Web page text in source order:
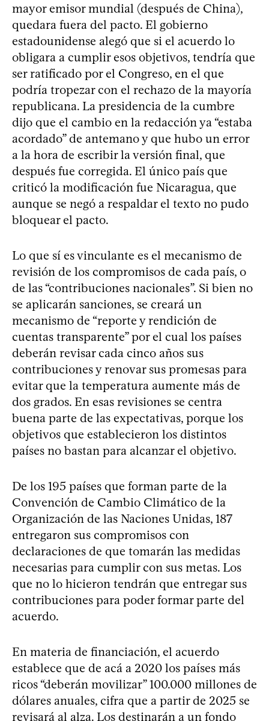
mayor emisor mundial (después de China),
quedara fuera del pacto. El gobierno
estadounidense alegó que si el acuerdo lo
obligara a cumplir esos objetivos, tendría que
ser ratificado por el Congreso, en el que
podría tropezar con el rechazo de la mayoría
republicana. La presidencia de la cumbre
dijo que el cambio en la redacción ya “estaba
acordado” de antemano y que hubo un error
a la hora de escribir la versión final, que
después fue corregida. El único país que
criticó la modificación fue Nicaragua, que
aunque se negó a respaldar el texto no pudo
bloquear el pacto.
Lo que sí es vinculante es el mecanismo de
revisión de los compromisos de cada país, o
de las “contribuciones nacionales”. Si bien no
se aplicarán sanciones, se creará un
mecanismo de “reporte y rendición de
cuentas transparente” por el cual los países
deberán revisar cada cinco años sus
contribuciones y renovar sus promesas para
evitar que la temperatura aumente más de
dos grados. En esas revisiones se centra
buena parte de las expectativas, porque los
objetivos que establecieron los distintos
países no bastan para alcanzar el objetivo.
De los 195 países que forman parte de la
Convención de Cambio Climático de la
Organización de las Naciones Unidas, 187
entregaron sus compromisos con
declaraciones de que tomarán las medidas
necesarias para cumplir con sus metas. Los
que no lo hicieron tendrán que entregar sus
contribuciones para poder formar parte del
acuerdo.
En materia de financiación, el acuerdo
establece que de acá a 2020 los países más
ricos “deberán movilizar” 100.000 millones de
dólares anuales, cifra que a partir de 2025 se
revisará al alza. Los destinarán a un fondo